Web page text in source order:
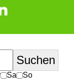
Sa
So